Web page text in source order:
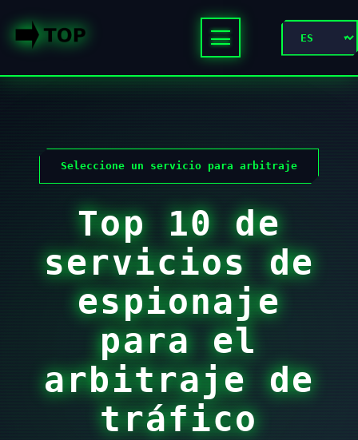
Seleccione un servicio para arbitraje
Top 10 de
servicios de
espionaje
para el
arbitraje de
tráfico